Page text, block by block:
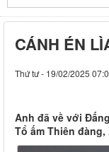
CÁNH ÉN
Thứ tư - 19/02/2025
Anh đã về với
Tổ ấm Thiên